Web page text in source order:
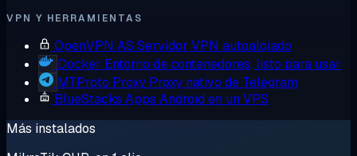
VPN Y HERRAMIENTAS
OpenVPN AS Servidor VPN autoalojado
Docker Entorno de contenedores, listo para usar
MTProto Proxy Proxy nativo de Telegram
BlueStacks Apps Android en un VPS
Más instalados